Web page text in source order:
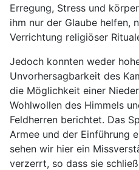
Erregung, Stress und
ihm nur der Glaube helfen,
Verrichtung religiöser
Jedoch konnten weder
Unvorhersagbarkeit des
die Möglichkeit einer
Wohlwollen des Himmels
Feldherren berichtet. Das
Armee und der Einführung
sehen wir hier ein
verzerrt, so dass sie